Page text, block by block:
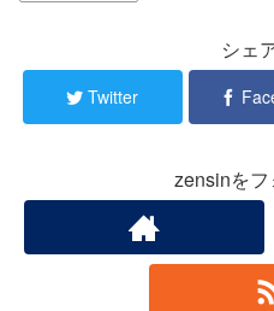
シェ
Twitter
zensinを